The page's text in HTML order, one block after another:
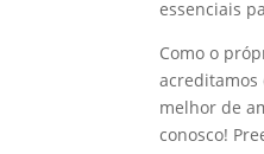
essenciais
Como o
melhor de
conosco!